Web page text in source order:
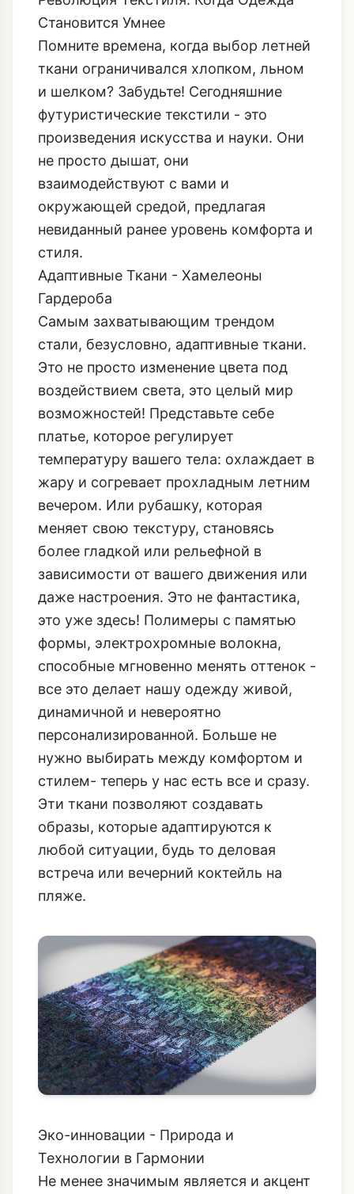
Становится Умнее
Помните времена, когда выбор летней
ткани ограничивался хлопком, льном
и шелком? Забудьте! Сегодняшние
футуристические текстили - это
произведения искусства и науки. Они
не просто дышат, они
взаимодействуют с вами и
окружающей средой, предлагая
невиданный ранее уровень комфорта и
стиля.
Адаптивные Ткани - Хамелеоны
Гардероба
Самым захватывающим трендом
стали, безусловно, адаптивные ткани.
Это не просто изменение цвета под
воздействием света, это целый мир
возможностей! Представьте себе
платье, которое регулирует
температуру вашего тела: охлаждает в
жару и согревает прохладным летним
вечером. Или рубашку, которая
меняет свою текстуру, становясь
более гладкой или рельефной в
зависимости от вашего движения или
даже настроения. Это не фантастика,
это уже здесь! Полимеры с памятью
формы, электрохромные волокна,
способные мгновенно менять оттенок -
все это делает нашу одежду живой,
динамичной и невероятно
персонализированной. Больше не
нужно выбирать между комфортом и
стилем- теперь у нас есть все и сразу.
Эти ткани позволяют создавать
образы, которые адаптируются к
любой ситуации, будь то деловая
встреча или вечерний коктейль на
пляже.
Эко-инновации - Природа и
Технологии в Гармонии
Не менее значимым является и акцент